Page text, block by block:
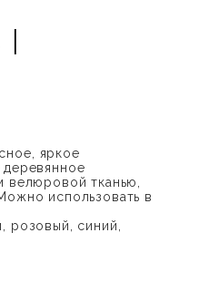
|
яркое
велюровой тканью,
использовать в
синий,